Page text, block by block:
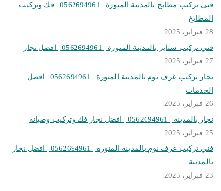
فني تركيب مطابخ بالمدينة المنورة | 0562694961 | فك وتركيب
المطابخ
28 فبراير، 2025
فني تركيب ستاير بالمدينة المنورة | 0562694961 | افضل نجار
27 فبراير، 2025
نجار تركيب غرف نوم بالمدينة المنورة | 0562694961 | افضل
الخدمات
26 فبراير، 2025
نجار بالمدينة | 0562694961 | افضل نجار فك وتركيب وصيانة
25 فبراير، 2025
فني تركيب غرف نوم بالمدينة المنورة | 0562694961 | افضل نجار
بالمدينة
23 فبراير، 2025